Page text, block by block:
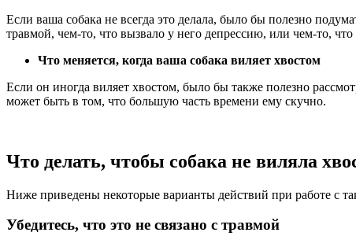
Если ваша собака не всегда это делала, было бы полезно
травмой, чем-то, что вызвало у него депрессию, или чем-то, что
Что меняется, когда ваша собака виляет хвостом
Если он иногда виляет хвостом, было бы также полезно
может быть в том, что большую часть времени ему скучно.
Что делать, чтобы собака не виляла
Ниже приведены некоторые варианты действий при работе с
Убедитесь, что это не связано с травмой